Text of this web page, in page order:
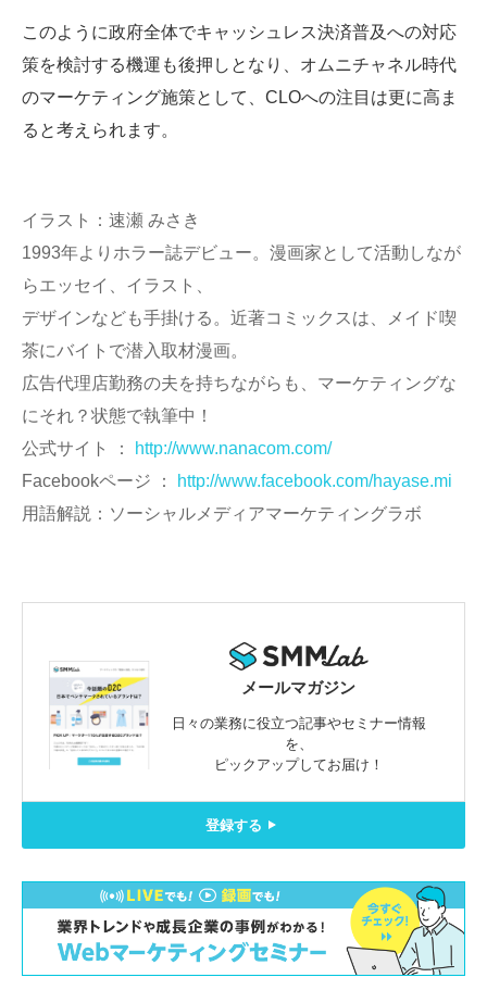
このように政府全体でキャッシュレス決済普及への対応
策を検討する機運も後押しとなり、オムニチャネル時代
のマーケティング施策として、CLOへの注目は更に高ま
ると考えられます。
イラスト：速瀬 みさき
1993年よりホラー誌デビュー。漫画家として活動しなが
らエッセイ、イラスト、
デザインなども手掛ける。近著コミックスは、メイド喫
茶にバイトで潜入取材漫画。
広告代理店勤務の夫を持ちながらも、マーケティングな
にそれ？状態で執筆中！
公式サイト ：
http://www.nanacom.com/
Facebookページ ：
http://www.facebook.com/hayase.mi
用語解説：ソーシャルメディアマーケティングラボ
メールマガジン
日々の業務に役立つ記事やセミナー情報
を、
ピックアップしてお届け！
登録する